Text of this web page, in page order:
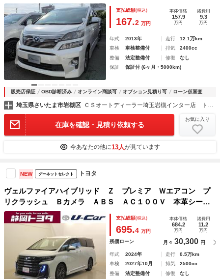
（後席モニター）黒本革／冷暖房シート／パワーシート／シー
トメモリー／両側自動ドア／パワーバックドア／ＡＣ１００Ｖ
電源／クルーズコントロール／コンビハンドル
支払総額(税込)
167.2 万円
本体価格
157.9
万円
諸費用
9.3
万円
年式 2013年 走行
12.1万km
車検
車検整備付 排気
2400cc
整備
法定整備付 修復
なし
保証
保証付 (6ヶ月・5000km)
販売店保証 OBD診断済み オンライン商談可 オプション見積り可 ローン仮審査
埼玉県さいたま市岩槻区 ＣＳオートディーラー埼玉岩槻インター店 トヨタ ２０系３０系４０系アルファード／ヴェルファイア／ハイブリッド／カスタム／高品質中古車専門店
在庫を確認・見積り依頼する
お気に入り
今あなたの他に13人が見ています
NEW グーネットセレクト トヨタ
ヴェルファイアハイブリッド Ｚ プレミア Ｗエアコン プ
リクラッシュ Ｂカメラ ＡＢＳ ＡＣ１００Ｖ 本革シー
ト ムーンＲ ＬＥＤヘッド アルミホイール 電動シート
３列シート 助手席エアバッグ フルセグ地デジＴＶ エアバ
ッグ メモリーナビ
支払総額(税込)
695.4 万円
本体価格
684.2
万円
諸費用
11.2
万円
残価ローン 月々 30,300 円
年式 2024年 走行
0.5万km
車検
2027年10月 排気
2500cc
整備
法定整備付 修復
なし